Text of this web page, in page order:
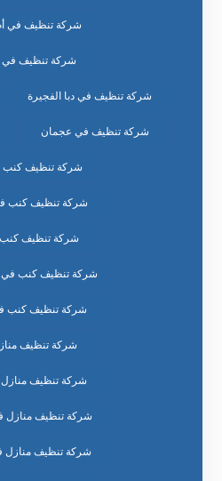
شركة تنظيف في أم
شركة تنظيف في
شركة تنظيف في دبا الفجيرة
شركة تنظيف في عجمان
شركة تنظيف كنب
شركة تنظيف كنب
شركة تنظيف
شركة تنظيف كنب في
شركة تنظيف كنب
شركة تنظيف
شركة تنظيف منازل
شركة تنظيف منازل
شركة تنظيف منازل